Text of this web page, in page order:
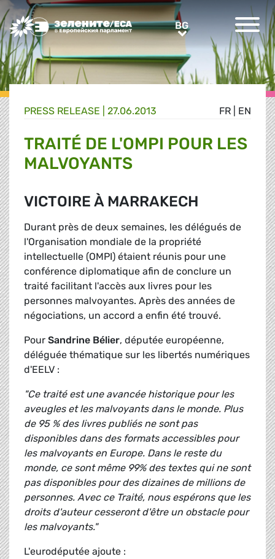
Greens/EFA Home BGBG
FR EN
PRESS RELEASE | 27.06.2013
TRAITÉ DE L'OMPI POUR LES
MALVOYANTS
VICTOIRE À MARRAKECH
Durant près de deux semaines, les délégués de
l'Organisation mondiale de la propriété
intellectuelle (OMPI) étaient réunis pour une
conférence diplomatique afin de conclure un
traité facilitant l'accès aux livres pour les
personnes malvoyantes. Après des années de
négociations, un accord a enfin été trouvé.
Pour Sandrine Bélier, députée européenne,
déléguée thématique sur les libertés numériques
d'EELV :
"Ce traité est une avancée historique pour les
aveugles et les malvoyants dans le monde. Plus
de 95 % des livres publiés ne sont pas
disponibles dans des formats accessibles pour
les malvoyants en Europe. Dans le reste du
monde, ce sont même 99% des textes qui ne sont
pas disponibles pour des dizaines de millions de
personnes. Avec ce Traité, nous espérons que les
droits d'auteur cesseront d'être un obstacle pour
les malvoyants."
L'eurodéputée ajoute :